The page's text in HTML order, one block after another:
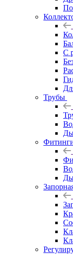
С
Трубы